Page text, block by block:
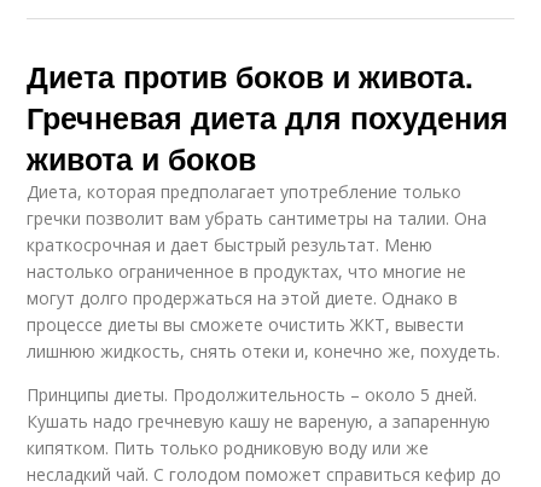
Диета против боков и живота.
Гречневая диета для похудения
живота и боков
Диета, которая предполагает употребление только
гречки позволит вам убрать сантиметры на талии. Она
краткосрочная и дает быстрый результат. Меню
настолько ограниченное в продуктах, что многие не
могут долго продержаться на этой диете. Однако в
процессе диеты вы сможете очистить ЖКТ, вывести
лишнюю жидкость, снять отеки и, конечно же, похудеть.
Принципы диеты. Продолжительность – около 5 дней.
Кушать надо гречневую кашу не вареную, а запаренную
кипятком. Пить только родниковую воду или же
несладкий чай. С голодом поможет справиться кефир до